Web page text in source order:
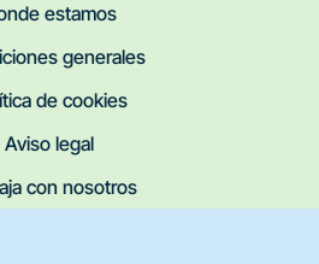
estamos
generales
de cookies
Aviso legal
con nosotros